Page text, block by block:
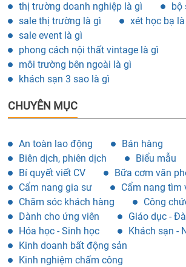
thị trường doanh nghiệp là gì
bộ
sale thị trường là gì
xét học bạ
sale event là gì
phong cách nội thất vintage là gì
môi trường bên ngoài là gì
khách sạn 3 sao là gì
CHUYÊN MỤC
An toàn lao động
Bán hàng
Biên dịch, phiên dịch
Biểu mẫu
Bí quyết viết CV
Bữa cơm văn
Cẩm nang gia sư
Cẩm nang tìm
Chăm sóc khách hàng
Công
Dành cho ứng viên
Giáo dục -
Hóa học - Sinh học
Khách sạn -
Kinh doanh bất động sản
Kinh nghiệm chấm công